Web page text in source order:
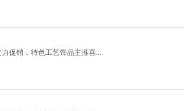
促销，特色工艺饰品主推喜...